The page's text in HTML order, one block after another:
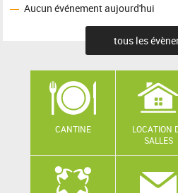
Aucun événement aujourd'hui
tous les
CANTINE
LOCATION
SALLES